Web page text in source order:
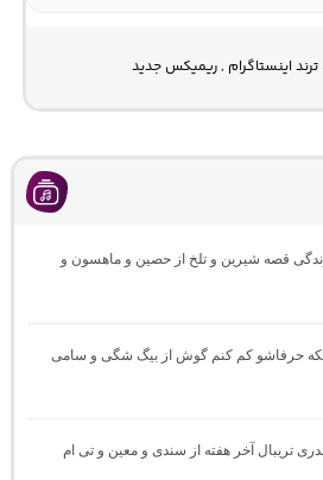
اینستاگرام , ریمیکس جدید
زندگی قصه شیرین و تلخ از حصین و ماهسون و
حرفاشو کم کنم گوش از بیگ شگی و سامی
تریبال آخر هفته از سندی و معین و تی ام